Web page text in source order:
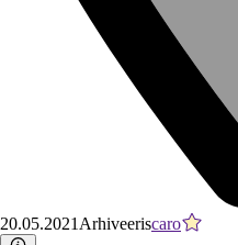
20.05.2021 Arhiveeriscaro